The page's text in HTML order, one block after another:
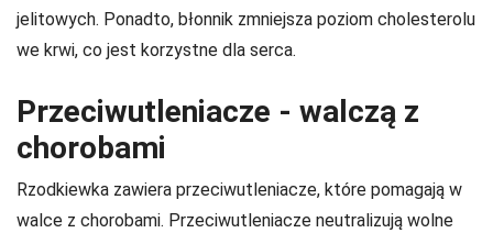
jelitowych. Ponadto, błonnik zmniejsza poziom cholesterolu
we krwi, co jest korzystne dla serca.
Przeciwutleniacze - walczą z
chorobami
Rzodkiewka zawiera przeciwutleniacze, które pomagają w
walce z chorobami. Przeciwutleniacze neutralizują wolne